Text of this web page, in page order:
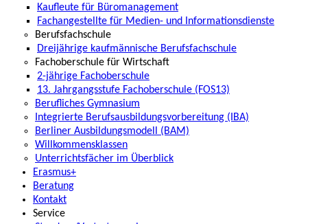
Kaufleute für Büromanagement
Fachangestellte für Medien- und Informationsdienste
Berufsfachschule
Dreijährige kaufmännische Berufsfachschule
Fachoberschule für Wirtschaft
2-jährige Fachoberschule
13. Jahrgangsstufe Fachoberschule (FOS13)
Berufliches Gymnasium
Integrierte Berufsausbildungsvorbereitung (IBA)
Berliner Ausbildungsmodell (BAM)
Willkommensklassen
Unterrichtsfächer im Überblick
Erasmus+
Beratung
Kontakt
Service